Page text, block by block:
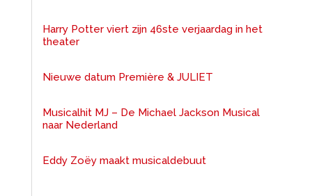
Harry Potter viert zijn 46ste verjaardag in het
theater
Nieuwe datum Première & JULIET
Musicalhit MJ – De Michael Jackson Musical
naar Nederland
Eddy Zoëy maakt musicaldebuut